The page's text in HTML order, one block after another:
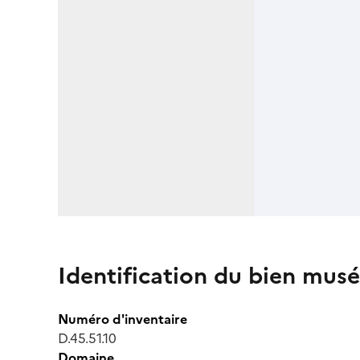
Identification du bien
Numéro d'inventaire
D.45.51.10